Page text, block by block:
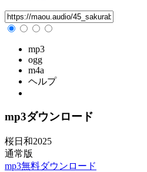
mp3
ogg
m4a
ヘルプ
mp3ダウンロード
桜日和2025
通常版
mp3無料ダウンロード